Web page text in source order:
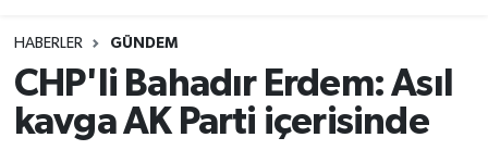
HABERLER GÜNDEM
CHP'li Bahadır Erdem: Asıl
kavga AK Parti içerisinde
Süper Lig Puan Durumu ve Fikstür
Tüm Manşetler